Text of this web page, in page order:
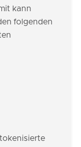
kann
folgenden